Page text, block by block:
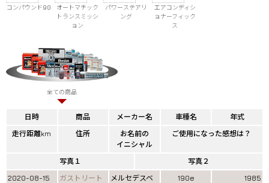
コンパウンド90
オートマチック
トランスミッシ
ョン
パワーステアリ
ング
エアコンディシ
ョナーフィック
ス
全ての商品
日時 商品 メーカー名 車種名
年式
走行距離km
住所
お名前の
イニシャル
ご使用になった感想は？
写真１
写真２
2020-08-15
ガストリート
メルセデスベ
190e 1985